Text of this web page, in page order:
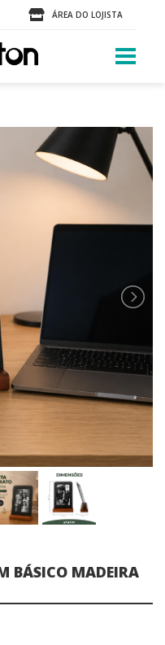
ÁREA DO LOJISTA
BÁSICO MADEIRA